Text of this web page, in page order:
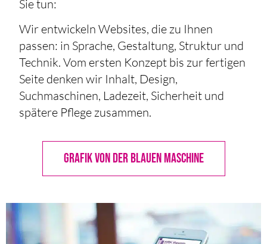
Sie tun:
Wir entwickeln Websites, die zu Ihnen
passen: in Sprache, Gestaltung, Struktur und
Technik. Vom ersten Konzept bis zur fertigen
Seite denken wir Inhalt, Design,
Suchmaschinen, Ladezeit, Sicherheit und
spätere Pflege zusammen.
GRAFIK VON DER BLAUEN MASCHINE